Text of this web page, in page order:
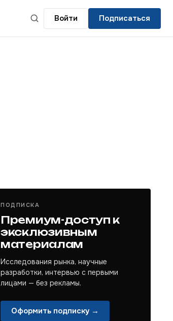
Войти Подписаться
ПОДПИСКА
Премиум-доступ к
эксклюзивным
материалам
Исследования рынка, научные
разработки, интервью с первыми
лицами — без рекламы.
Оформить подписку →